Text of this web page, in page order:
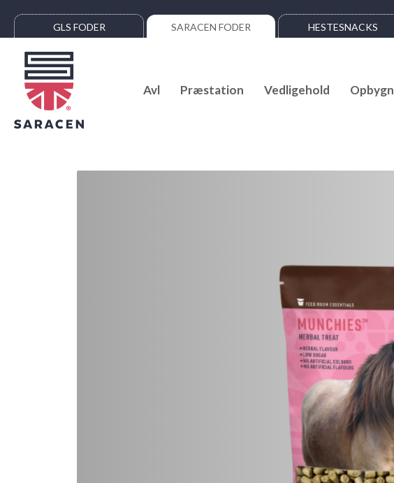
GLS FODER SARACEN FODER HESTESNACKS
Avl Præstation Vedligehold